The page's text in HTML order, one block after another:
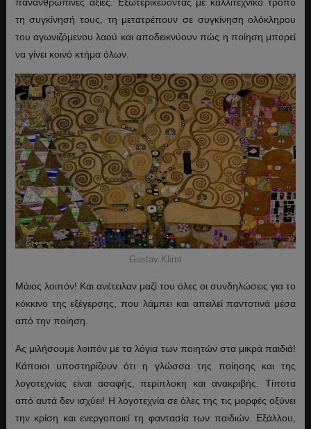
τη συγκίνησή τους, τη μετατρέπουν σε συγκίνηση ολόκληρου
του αγωνιζόμενου λαού και αποδεικνύουν πώς η ποίηση μπορεί
να γίνει κοινό κτήμα όλων.
Gustav Klimt
Μάιος λοιπόν! Και ανέτειλαν μαζί του όλες οι συνδηλώσεις για το
κόκκινο της εξέγερσης, που λάμπει και απειλεί παντοτινά μέσα
από την ποίηση.
Ας μιλήσουμε λοιπόν με τα λόγια των ποιητών στα μικρά παιδιά!
Κάποιοι υποστηρίζουν ότι η γλώσσα της ποίησης και της
λογοτεχνίας είναι ασαφής, περίπλοκη και ανακριβής. Τίποτα
από αυτά δεν ισχύει! Η λογοτεχνία σε όλες της τις μορφές οξύνει
την κρίση και ενεργοποιεί τη φαντασία των παιδιών. Εξάλλου,